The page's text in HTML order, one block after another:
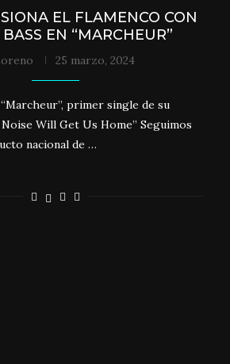
EL FLAMENCO CON
EN “MARCHEUR”
25 marzo, 2024
primer single de su
Will Get Us Home” Seguimos
nacional de …